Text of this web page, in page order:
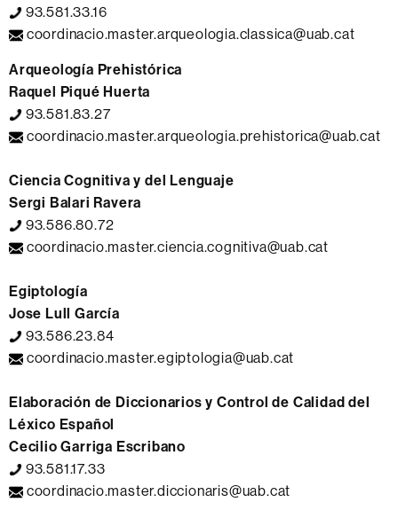
93.581.33.16
coordinacio.master.arqueologia.classica@uab.cat
Arqueología Prehistórica
Raquel Piqué Huerta
93.581.83.27
coordinacio.master.arqueologia.prehistorica@uab.cat
Ciencia Cognitiva y del Lenguaje
Sergi Balari Ravera
93.586.80.72
coordinacio.master.ciencia.cognitiva@uab.cat
Egiptología
Jose Lull García
93.586.23.84
coordinacio.master.egiptologia@uab.cat
Elaboración de Diccionarios y Control de Calidad del
Léxico Español
Cecilio Garriga Escribano
93.581.17.33
coordinacio.master.diccionaris@uab.cat